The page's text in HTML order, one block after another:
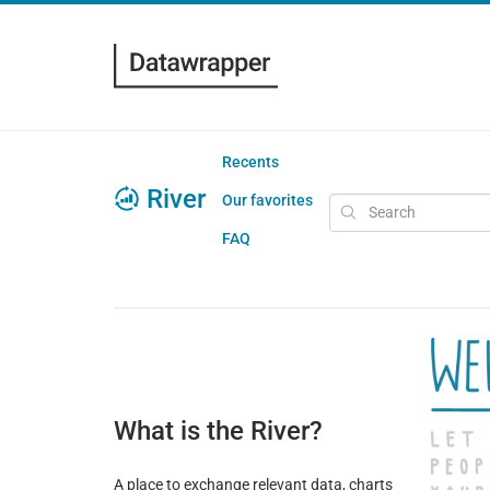
River
Recents
Our favorites
FAQ
What is the River?
A place to exchange relevant data, charts